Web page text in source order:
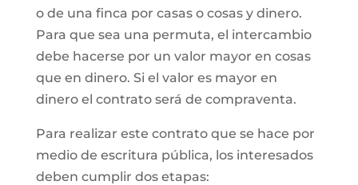
o de una finca por casas o cosas y dinero.
Para que sea una permuta, el intercambio
debe hacerse por un valor mayor en cosas
que en dinero. Si el valor es mayor en
dinero el contrato será de compraventa.
Para realizar este contrato que se hace por
medio de escritura pública, los interesados
deben cumplir dos etapas: